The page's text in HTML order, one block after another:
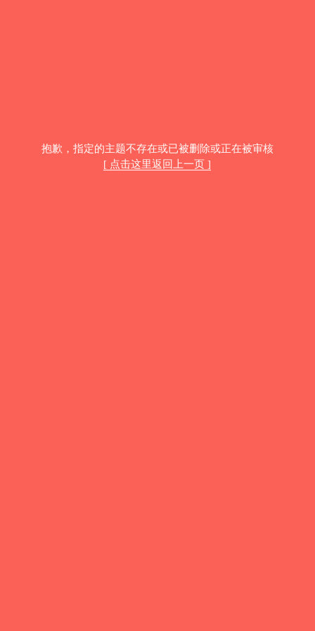
抱歉，指定的主题不存在或已被删除或正在被审核
[ 点击这里返回上一页 ]